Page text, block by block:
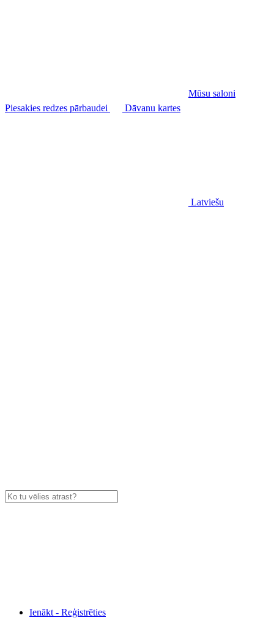
Mūsu saloni
Piesakies redzes pārbaudei
Dāvanu kartes
Latviešu
Ienākt - Reģistrēties